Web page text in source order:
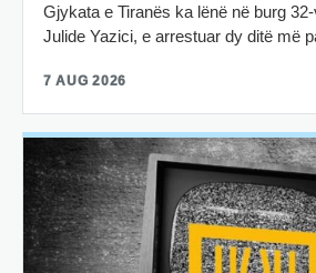
Gjykata e Tiranës ka lënë në burg
Julide Yazici, e arrestuar dy ditë më
7 AUG 2026